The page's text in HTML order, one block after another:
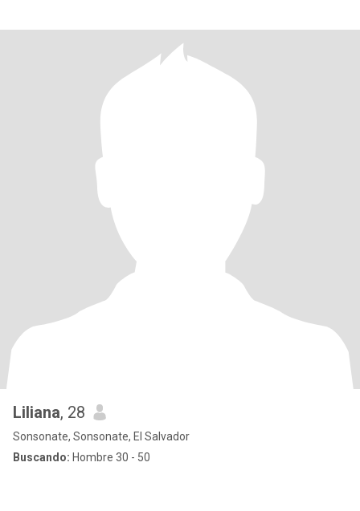
Liliana, 28
Sonsonate, Sonsonate, El Salvador
Buscando: Hombre 30 - 50